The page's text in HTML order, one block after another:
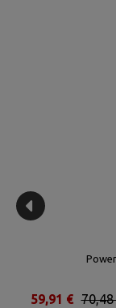
70,48
59,91 €